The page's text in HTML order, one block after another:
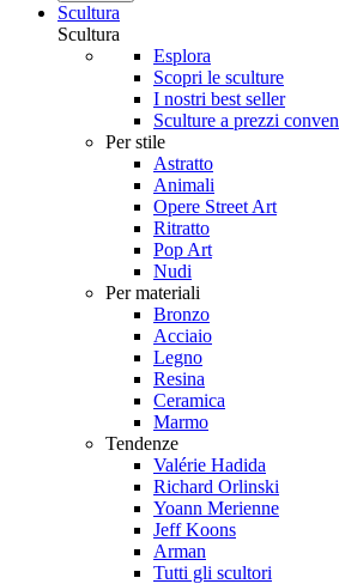
Scultura
Scultura
Esplora
Scopri le sculture
I nostri best seller
Sculture a prezzi
Per stile
Astratto
Animali
Opere Street Art
Ritratto
Pop Art
Nudi
Per materiali
Bronzo
Acciaio
Legno
Resina
Ceramica
Marmo
Tendenze
Valérie Hadida
Richard Orlinski
Yoann Merienne
Jeff Koons
Arman
Tutti gli scultori